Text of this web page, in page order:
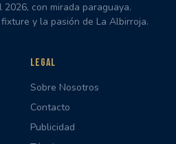
con mirada paraguaya.
y la pasión de La Albirroja.
LEGAL
Sobre Nosotros
Contacto
Publicidad